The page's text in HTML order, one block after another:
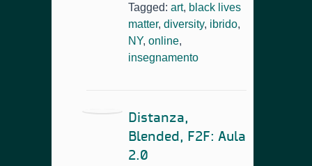
Tagged: art, black lives
matter, diversity, ibrido,
NY, online,
insegnamento
Distanza,
Blended, F2F: Aula
2.0